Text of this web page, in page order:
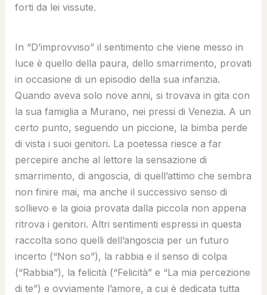
forti da lei vissute.
In “D’improvviso” il sentimento che viene messo in
luce è quello della paura, dello smarrimento, provati
in occasione di un episodio della sua infanzia.
Quando aveva solo nove anni, si trovava in gita con
la sua famiglia a Murano, nei pressi di Venezia. A un
certo punto, seguendo un piccione, la bimba perde
di vista i suoi genitori. La poetessa riesce a far
percepire anche al lettore la sensazione di
smarrimento, di angoscia, di quell’attimo che sembra
non finire mai, ma anche il successivo senso di
sollievo e la gioia provata dalla piccola non appena
ritrova i genitori. Altri sentimenti espressi in questa
raccolta sono quelli dell’angoscia per un futuro
incerto (“Non so”), la rabbia e il senso di colpa
(“Rabbia”), la felicità (“Felicità” e “La mia percezione
di te”) e ovviamente l’amore, a cui è dedicata tutta